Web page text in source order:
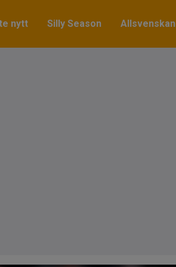
nytt Silly Season Allsvenskan